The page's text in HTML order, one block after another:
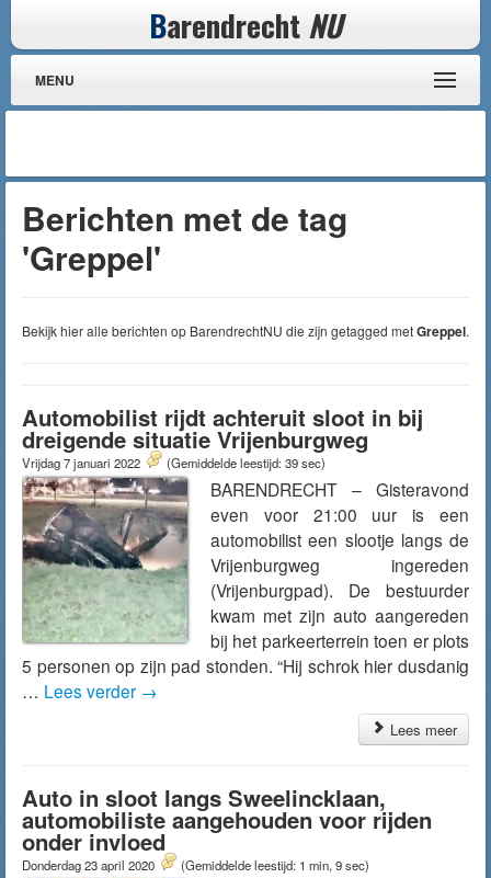
Barendrecht NU
MENU
Berichten met de tag
'Greppel'
Bekijk hier alle berichten op BarendrechtNU die zijn getagged metGreppel.
Automobilist rijdt achteruit sloot in bij
dreigende situatie Vrijenburgweg
Vrijdag 7 januari 2022 (Gemiddelde leestijd: 39 sec)
BARENDRECHT – Gisteravond
even voor 21:00 uur is een
automobilist een slootje langs de
Vrijenburgweg ingereden
(Vrijenburgpad). De bestuurder
kwam met zijn auto aangereden
bij het parkeerterrein toen er plots
5 personen op zijn pad stonden. “Hij schrok hier dusdanig
… Lees verder →
Lees meer
Auto in sloot langs Sweelincklaan,
automobiliste aangehouden voor rijden
onder invloed
Donderdag 23 april 2020 (Gemiddelde leestijd: 1 min, 9 sec)